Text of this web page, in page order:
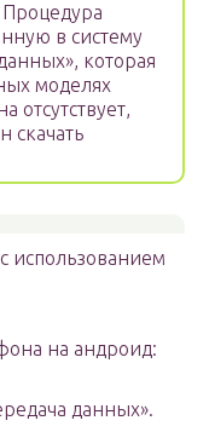
Процедура
в систему
которая
моделях
отсутствует,
скачать
использованием
на андроид:
данных».